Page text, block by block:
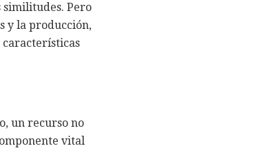
similitudes. Pero
y la producción,
características
un recurso no
vital